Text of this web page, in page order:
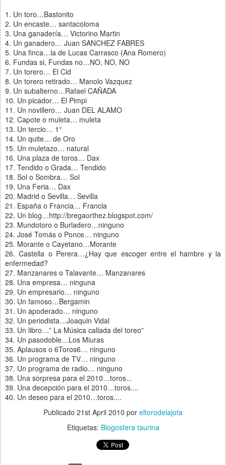
1. Un toro…Bastonito
2. Un encaste… santacoloma
3. Una ganadería… Victorino Martin
4. Un ganadero… Juan SANCHEZ FABRES
5. Una finca…la de Lucas Carrasco (Ana Romero)
6. Fundas si, Fundas no…NO, NO, NO
7. Un torero… El Cid
8. Un torero retirado… Manolo Vazquez
9. Un subalterno…Rafael CAÑADA
10. Un picador… El Pimpi
11. Un novillero… Juan DEL ALAMO
12. Capote o muleta… muleta
13. Un tercio… 1°
14. Un quite… de Oro
15. Un muletazo… natural
16. Una plaza de toros… Dax
17. Tendido o Grada… Tendido
18. Sol o Sombra… Sol
19. Una Feria… Dax
20. Madrid o Sevilla… Sevilla
21. España o Francia… Francia
22. Un blog…http://bregaorthez.blogspot.com/
23. Mundotoro o Burladero…ninguno
24. José Tomás o Ponce… ninguno
25. Morante o Cayetano…Morante
26. Castella o Perera…¿Hay que escoger entre el hambre y la
enfermedad?
27. Manzanares o Talavante… Manzanares
28. Una empresa… ninguna
29. Un empresario… ninguno
30. Un famoso…Bergamin
31. Un apoderado… ninguno
32. Un periodista…Joaquin Vidal
33. Un libro…” La Música callada del toreo”
34. Un pasodoble…Los Miuras
35. Aplausos o 6Toros6… ninguno
36. Un programa de TV… ninguno
37. Un programa de radio… ninguno
38. Una sorpresa para el 2010…toros...
39. Una decepción para el 2010…toros....
40. Un deseo para el 2010…toros....
Publicado 21st April 2010 por eltorodelajota
Etiquetas: Blogosfera taurina